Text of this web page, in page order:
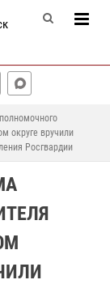
округе вручили
Росгвардии